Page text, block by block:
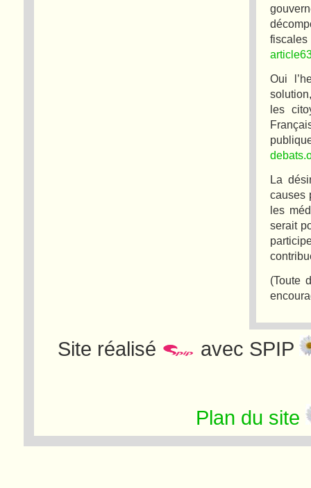
Oui
les
La
causes
les
serait
(Toute
Site réalisé avec SPIP
Plan du site